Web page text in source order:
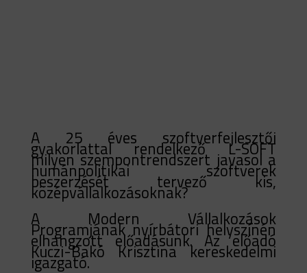
A 25 éves szoftverfejlesztői
gyakorlattal rendelkező L-SOFT
milyen szempontrendszert javasol a
humánpolitikai szoftverek
beszerzését tervező kis,
középvállalkozásoknak?
A Modern Vállalkozások
Programjának nyírbátori helyszínén
elhangzott előadásunk. Az előadó
Kuczi-Bakó Krisztina kereskedelmi
igazgató.